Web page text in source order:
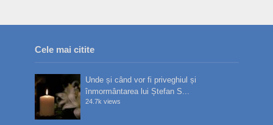
Cele mai citite
Unde și când vor fi priveghiul și
înmormântarea lui Ștefan S...
24.7k views